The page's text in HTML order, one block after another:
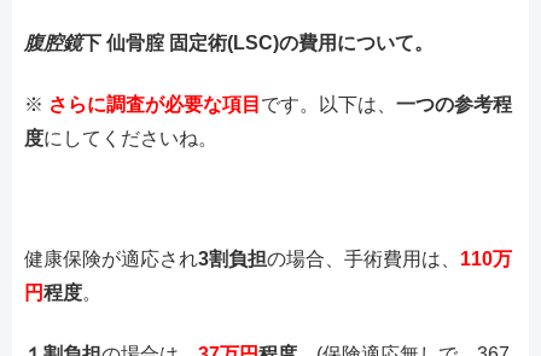
腹腔鏡下 仙骨腟 固定術(LSC)の費用について。
※ さらに調査が必要な項目 です。以下は、 一つの参考程
度にしてくださいね。
健康保険が適応され3割負担の場合、手術費用は、 110万
円程度。